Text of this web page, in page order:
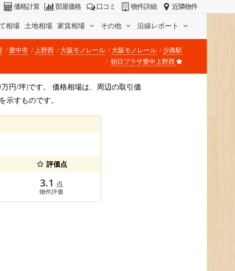
相場 土地相場 家賃相場 その他 沿線レポート
価格計算 部屋価格 口コミ 物件詳細 近隣物件
豊中市 上野西 大阪モノレール 大阪モノレール
少路駅
朝日プラザ豊中上野西
円/坪)です。 価格相場は、周辺の取引価
すものです。
評価点
3.1 点
物件評価